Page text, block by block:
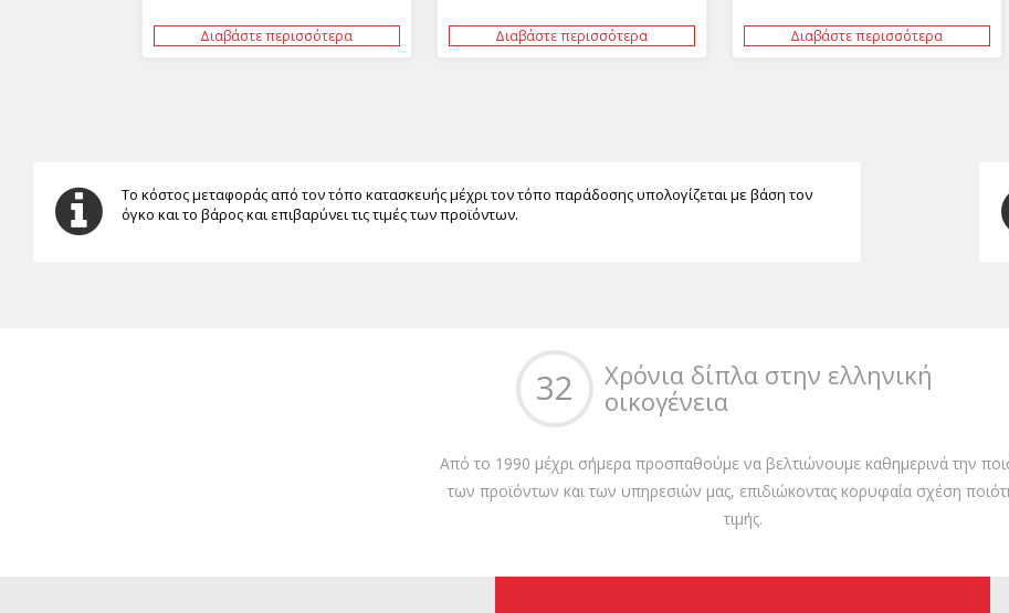
Διαβάστε περισσότερα Διαβάστε περισσότερα Διαβάστε περισσότερα
Το κόστος μεταφοράς από τον τόπο κατασκευής μέχρι τον τόπο παράδοσης υπολογίζεται με βάση τον
όγκο και το βάρος και επιβαρύνει τις τιμές των προϊόντων.
32
Χρόνια δίπλα στην ελληνική
οικογένεια
Από το 1990 μέχρι σήμερα προσπαθούμε να βελτιώνουμε καθημερινά την
των προϊόντων και των υπηρεσιών μας, επιδιώκοντας κορυφαία σχέση
τιμής.